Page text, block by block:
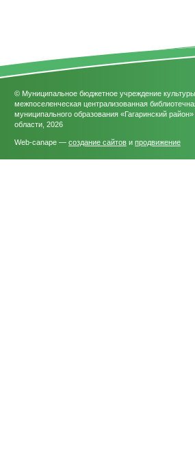
© Муниципальное бюджетное учреждение культуры
межпоселенческая централизованная
муниципального образования «Гагаринский
области, 2026
Web-canape — создание сайтов и продвижение